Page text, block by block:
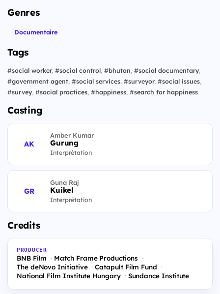
Genres
Documentaire
Tags
#social worker, #social control, #bhutan, #social documentary,
#government agent, #social services, #surveyor, #social issues,
#survey, #social practices, #happiness, #search for happiness
Casting
AK
Amber Kumar
Gurung
Interprétation
GR
Guna Raj
Kuikel
Interprétation
Credits
PRODUCER
BNB Film
Match Frame Productions
The deNovo Initiative
Catapult Film Fund
National Film Institute Hungary
Sundance Institute